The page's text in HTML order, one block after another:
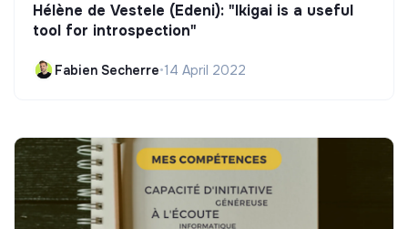
Hélène de Vestele (Edeni): "Ikigai is a useful
tool for introspection"
Fabien Secherre•14 April 2022